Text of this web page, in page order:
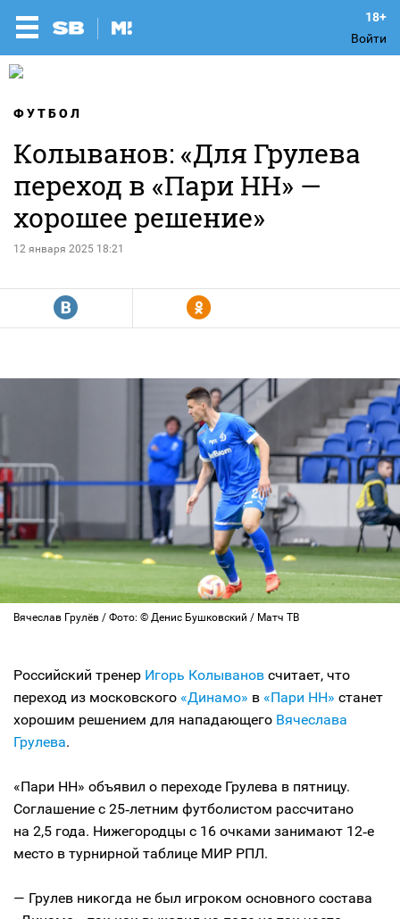
Войти
ФУТБОЛ
Колыванов: «Для Грулева
переход в «Пари НН» —
хорошее решение»
12 января 2025 18:21
R Y
Вячеслав Грулёв / Фото: © Денис Бушковский / Матч ТВ
Российский тренер Игорь Колыванов считает, что
переход из московского «Динамо» в «Пари НН» станет
хорошим решением для нападающего Вячеслава
Грулева.
«Пари НН» объявил о переходе Грулева в пятницу.
Соглашение с 25‑летним футболистом рассчитано
на 2,5 года. Нижегородцы с 16 очками занимают 12‑е
место в турнирной таблице МИР РПЛ.
— Грулев никогда не был игроком основного состава